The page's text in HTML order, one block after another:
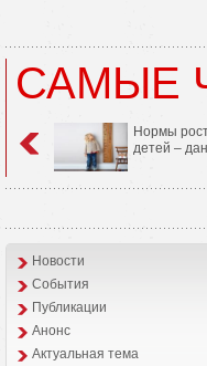
САМЫЕ
Нормы
детей –
Новости
События
Публикации
Анонс
Aктуальная тема